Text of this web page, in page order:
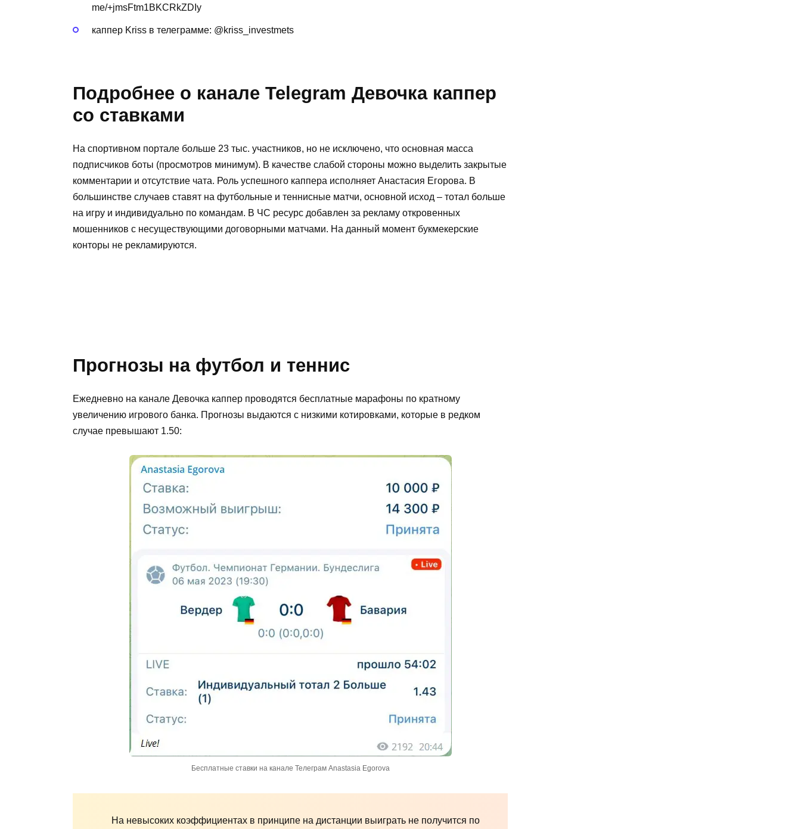
me/+jmsFtm1BKCRkZDIy
каппер Kriss в телеграмме: @kriss_investmets
Подробнее о канале Telegram Девочка каппер
со ставками
На спортивном портале больше 23 тыс. участников, но не исключено, что основная масса
подписчиков боты (просмотров минимум). В качестве слабой стороны можно выделить закрытые
комментарии и отсутствие чата. Роль успешного каппера исполняет Анастасия Егорова. В
большинстве случаев ставят на футбольные и теннисные матчи, основной исход – тотал больше
на игру и индивидуально по командам. В ЧС ресурс добавлен за рекламу откровенных
мошенников с несуществующими договорными матчами. На данный момент букмекерские
конторы не рекламируются.
Прогнозы на футбол и теннис
Ежедневно на канале Девочка каппер проводятся бесплатные марафоны по кратному
увеличению игрового банка. Прогнозы выдаются с низкими котировками, которые в редком
случае превышают 1.50:
Бесплатные ставки на канале Телеграм Anastasia Egorova
На невысоких коэффициентах в принципе на дистанции выиграть не получится по